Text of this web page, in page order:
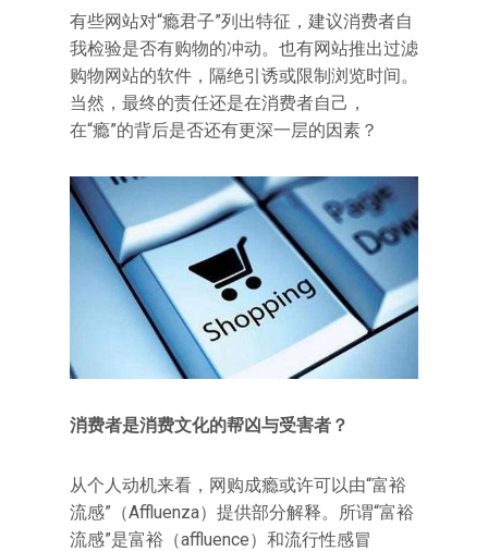
有些网站对“瘾君子”列出特征，建议消费者自
我检验是否有购物的冲动。也有网站推出过滤
购物网站的软件，隔绝引诱或限制浏览时间。
当然，最终的责任还是在消费者自己，
在“瘾”的背后是否还有更深一层的因素？
消费者是消费文化的帮凶与受害者？
从个人动机来看，网购成瘾或许可以由“富裕
流感”（Affluenza）提供部分解释。所谓“富裕
流感”是富裕（affluence）和流行性感冒